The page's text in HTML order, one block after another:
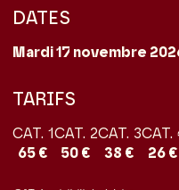
DATES
Mardi 17 novembre
TARIFS
CAT. 1
65 €
CAT. 2
50 €
CAT. 3
38 €
CAT.
26 €